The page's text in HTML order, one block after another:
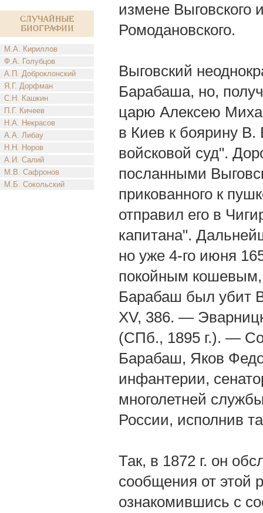
Случайные
биографии
М.А. Кириллов
Ф.А. Голубцов
А.П. Доброклонский
Я.Г. Дорфман
С.Н. Кашкин
П.Г. Кичеев
Н.А. Некрасов
А.А. Либау
Н.Н. Норов
А.И. Салий
М.В. Сафронов
М.Б. Сокольский
измене Выговского
Ромодановского.
Выговский
Барабаша, но,
царю Алексею
в Киев к боярину В.
войсковой суд".
посланными
прикованного к
отправил его в
капитана".
но уже 4-го июня
покойным кошевым,
Барабаш был убит
XV, 386. —
(СПб., 1895 г.). —
Барабаш, Яков
инфантерии,
многолетней
России, исполнив
Так, в 1872 г. он
сообщения от этой
ознакомившись с